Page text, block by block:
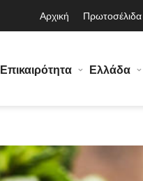
Αρχική Πρωτοσέλιδα
Επικαιρότητα Ελλάδα